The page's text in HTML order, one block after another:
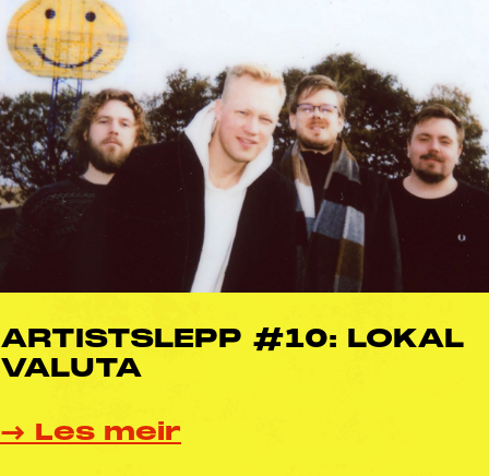
ARTISTSLEPP #10: LOKAL
VALUTA
→ Les meir